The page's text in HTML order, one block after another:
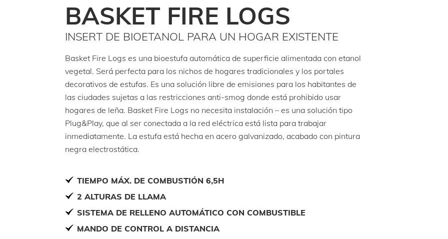
BASKET FIRE LOGS
INSERT DE BIOETANOL PARA UN HOGAR EXISTENTE
Basket Fire Logs es una bioestufa automática de superficie alimentada con etanol
vegetal. Será perfecta para los nichos de hogares tradicionales y los portales
decorativos de estufas. Es una solución libre de emisiones para los habitantes de
las ciudades sujetas a las restricciones anti-smog donde está prohibido usar
hogares de leña. Basket Fire Logs no necesita instalación – es una solución tipo
Plug&Play, que al ser conectada a la red eléctrica está lista para trabajar
inmediatamente. La estufa está hecha en acero galvanizado, acabado con pintura
negra electrostática.
TIEMPO MÁX. DE COMBUSTIÓN 6,5H
2 ALTURAS DE LLAMA
SISTEMA DE RELLENO AUTOMÁTICO CON COMBUSTIBLE
MANDO DE CONTROL A DISTANCIA